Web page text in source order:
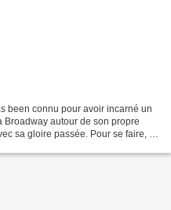
been connu pour avoir incarné un
autour de son propre
sa gloire passée. Pour se faire, il